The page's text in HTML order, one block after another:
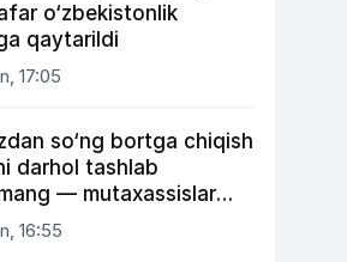
o‘zbekistonlik
qaytarildi
17:05
so‘ng bortga chiqish
darhol tashlab
— mutaxassislar
sababini tushuntirdi
16:55